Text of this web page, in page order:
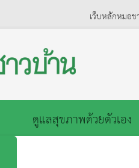
เว็บหลักหมอช
ดูแลสุขภาพด้วยตัวเอง